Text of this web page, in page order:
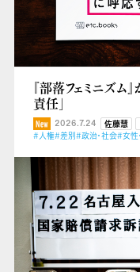
『部落フェミニズム
責任」
2026.7.24 佐藤慧
#人権#差別#政治・社会#女性